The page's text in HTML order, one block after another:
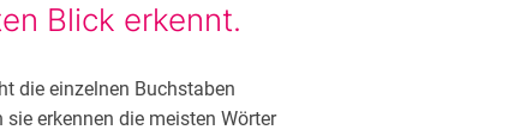
Blick erkennt.
die einzelnen Buchstaben
erkennen die meisten Wörter